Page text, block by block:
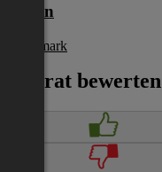
Liezen
Steiermark
Inserat bewerten